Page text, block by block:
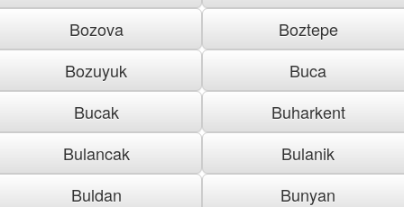
Bozova
Boztepe
Bozuyuk
Buca
Bucak
Buharkent
Bulancak
Bulanik
Buldan
Bunyan